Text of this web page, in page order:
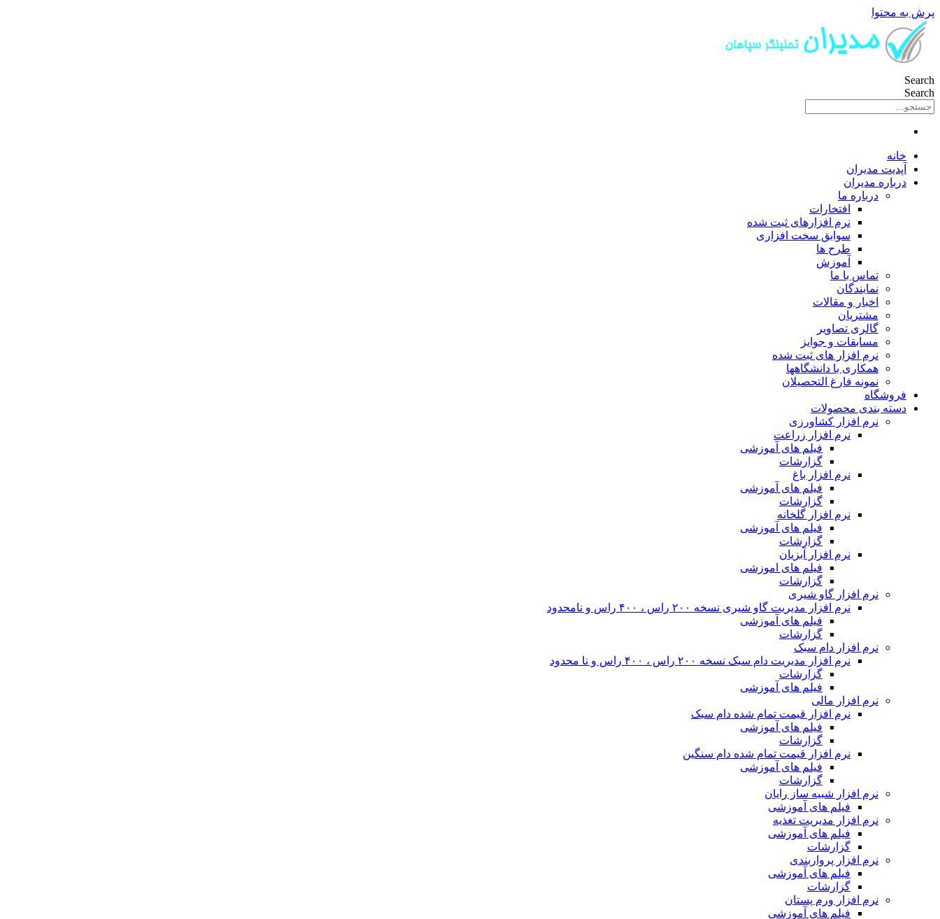
پرش به محتوا
Search
Search
خانه
آپدیت مدیران
درباره مدیران
درباره ما
افتخارات
نرم افزارهای ثبت شده
سوابق سخت افزاری
طرح ها
آموزش
تماس با ما
نمایندگان
اخبار و مقالات
مشتریان
گالری تصاویر
مسابقات و جوایز
نرم افزار های ثبت شده
همکاری با دانشگاهها
نمونه فارغ التحصیلان
فروشگاه
دسته بندی محصولات
نرم افزار کشاورزی
نرم افزار زراعت
فیلم های آموزشی
گزارشات
نرم افزار باغ
فیلم های آموزشی
گزارشات
نرم افزار گلخانه
فیلم های آموزشی
گزارشات
نرم افزار آبزیان
فیلم های اموزشی
گزارشات
نرم افزار گاو شیری
نرم افزار مدیریت گاو شیری نسخه ۲۰۰ راس ، ۴۰۰ راس و نامحدود
فیلم های آموزشی
گزارشات
نرم افزار دام سبک
نرم افزار مدیریت دام سبک نسخه ۲۰۰ راس ، ۴۰۰ راس و نا محدود
گزارشات
فیلم های آموزشی
نرم افزار مالی
نرم افزار قیمت تمام شده دام سبک
فیلم های آموزشی
گزارشات
نرم افزار قیمت تمام شده دام سنگین
فیلم های آموزشی
گزارشات
نرم افزار شبیه ساز رایان
فیلم های آموزشی
نرم افزار مدیریت تغذیه
فیلم های آموزشی
گزارشات
نرم افزار پرواربندی
فیلم های آموزشی
گزارشات
نرم افزار ورم پستان
فیلم های آموزشی